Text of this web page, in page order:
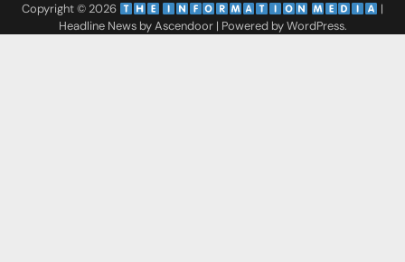
Copyright © 2026
|
Headline News byAscendoor| Powered byWordPress.